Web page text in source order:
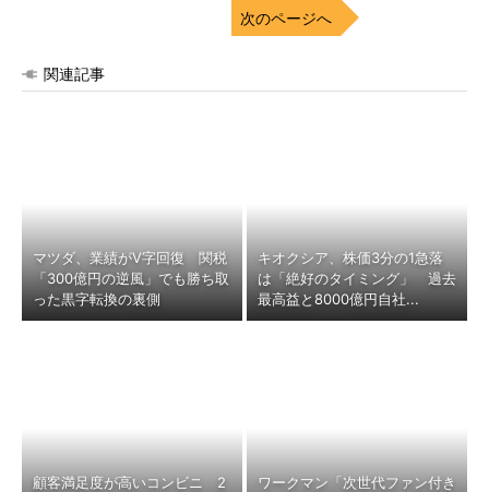
次のページへ
関連記事
マツダ、業績がV字回復 関税
「300億円の逆風」でも勝ち取
った黒字転換の裏側
キオクシア、株価3分の1急落
は「絶好のタイミング」 過去
最高益と8000億円自社...
顧客満足度が高いコンビニ 2
ワークマン「次世代ファン付き